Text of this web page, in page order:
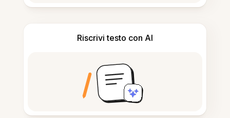
Riscrivi testo con AI